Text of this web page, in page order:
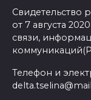
от 7 августа
связи,
Телефон и